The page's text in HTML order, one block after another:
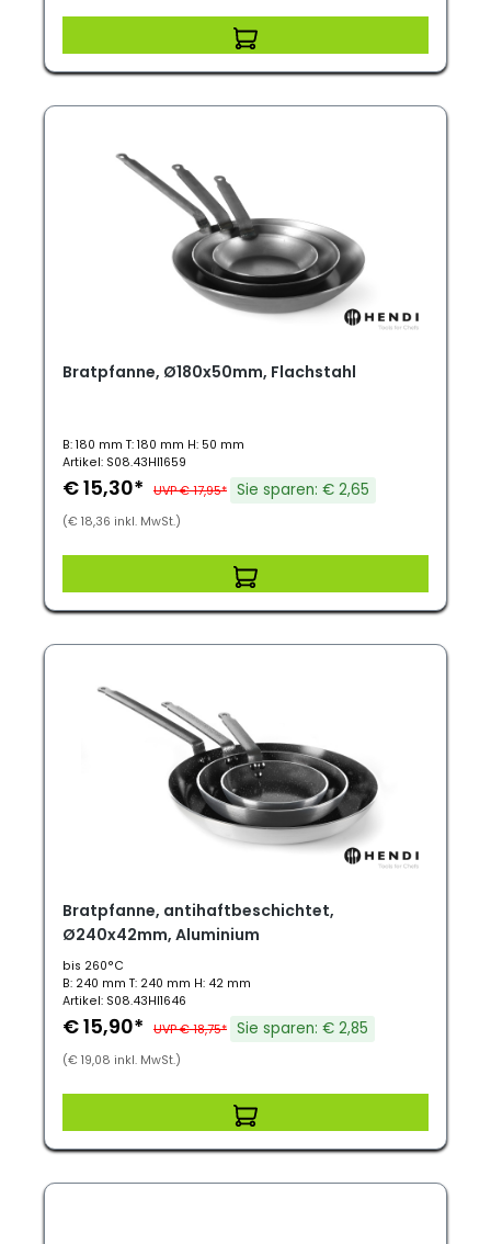
Bratpfanne, Ø180x50mm, Flachstahl
B: 180 mm T: 180 mm H: 50 mm
Artikel: S08.43HI1659
€ 15,30* UVP € 17,95* Sie sparen: € 2,65
(€ 18,36 inkl. MwSt.)
Bratpfanne, antihaftbeschichtet,
Ø240x42mm, Aluminium
bis 260°C
B: 240 mm T: 240 mm H: 42 mm
Artikel: S08.43HI1646
€ 15,90* UVP € 18,75* Sie sparen: € 2,85
(€ 19,08 inkl. MwSt.)